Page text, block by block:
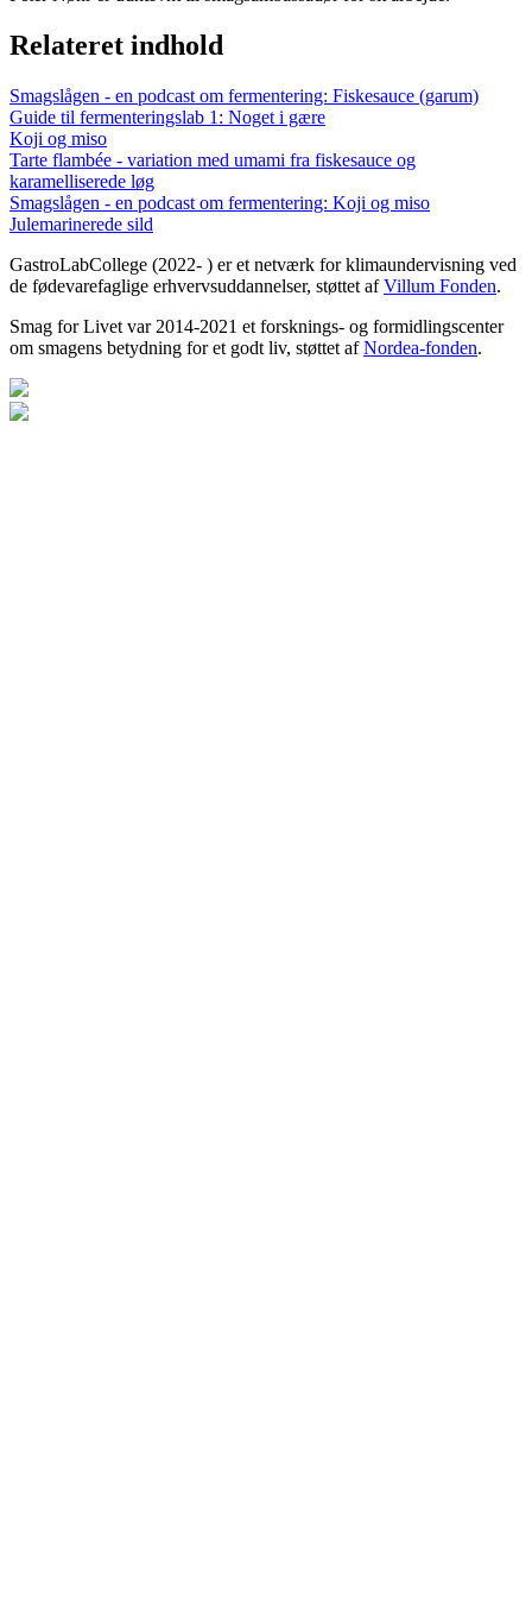
Relateret indhold
Smagslågen - en podcast om fermentering: Fiskesauce (garum)
Guide til fermenteringslab 1: Noget i gære
Koji og miso
Tarte flambée - variation med umami fra fiskesauce og
karamelliserede løg
Smagslågen - en podcast om fermentering: Koji og miso
Julemarinerede sild
GastroLabCollege (2022- ) er et netværk for klimaundervisning ved
de fødevarefaglige erhvervsuddannelser, støttet afVillum Fonden.
Smag for Livet var 2014-2021 et forsknings- og formidlingscenter
om smagens betydning for et godt liv, støttet afNordea-fonden.